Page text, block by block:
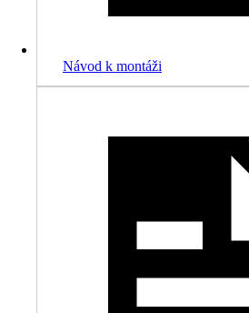
Návod k montáži